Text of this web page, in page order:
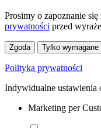
Prosimy o zapoznanie
prywatności przed
Zgoda Tylko wymagane
Polityka prywatności
Indywidualne ustawienia
Marketing per